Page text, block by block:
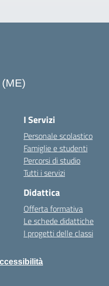
I Servizi
Personale scolastico
Famiglie e studenti
Percorsi di studio
Tutti i servizi
Didattica
Offerta formativa
Le schede didattiche
I progetti delle classi